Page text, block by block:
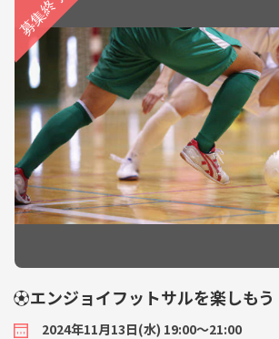
⚽️エンジョイフットサルを楽しもう
2024年11月13日(水) 19:00〜21:00